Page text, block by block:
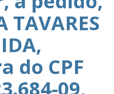
TAVARES
do CPF
09,